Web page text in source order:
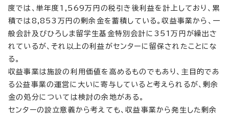
度では、単年度1,569万円の税引き後利益を計上しており、累
積では8,853万円の剰余金を蓄積している。収益事業から、一
般会計及びひろしま留学生基金特別会計に351万円が繰出さ
れているが、それ以上の利益がセンターに留保されたことにな
る。
収益事業は施設の利用価値を高めるものでもあり、主目的であ
る公益事業の運営に大いに寄与していると考えられるが、剰余
金の処分については検討の余地がある。
センターの設立意義から考えても、収益事業から発生した剰余